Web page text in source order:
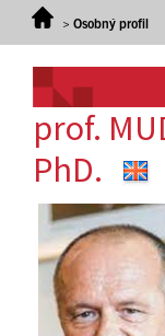
> Osobný profil